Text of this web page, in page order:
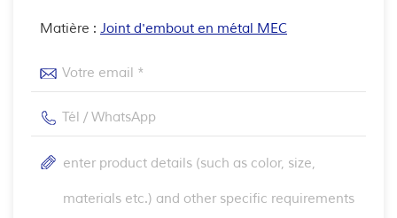
Matière : Joint d'embout en métal MEC